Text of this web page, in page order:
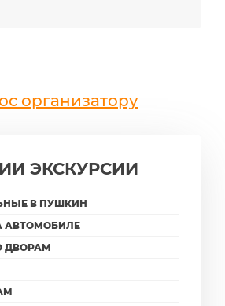
организатору
ЭКСКУРСИИ
В ПУШКИН
АВТОМОБИЛЕ
ДВОРАМ